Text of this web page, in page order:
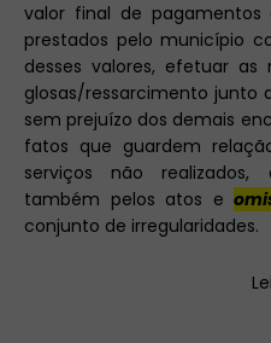
valor final de pagamentos
prestados pelo município
desses valores, efetuar as
glosas/ressarcimento junto
sem prejuízo dos demais
fatos que guardem
serviços não realizados,
também pelos atos e
conjunto de irregularidades.